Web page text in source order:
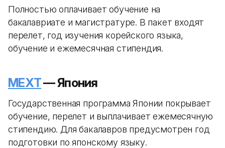
Полностью оплачивает обучение на
бакалавриате и магистратуре. В пакет входят
перелет, год изучения корейского языка,
обучение и ежемесячная стипендия.
MEXT— Япония
Государственная программа Японии покрывает
обучение, перелет и выплачивает ежемесячную
стипендию. Для бакалавров предусмотрен год
подготовки по японскому языку.